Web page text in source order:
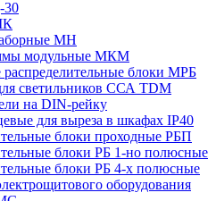
30
МН
модульные МКМ
блоки МРБ
светильников ССА TDM
на DIN-рейку
для выреза в шкафах IP40
блоки проходные РБП
блоки РБ 1-но полюсные
блоки РБ 4-х полюсные
оборудования